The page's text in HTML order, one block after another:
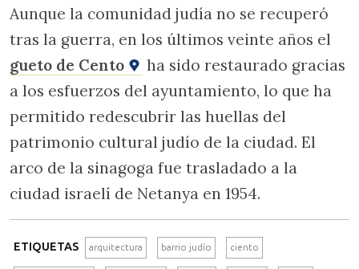
Aunque la comunidad judía no se recuperó
tras la guerra, en los últimos veinte años el
gueto de Cento
ha sido restaurado gracias
a los esfuerzos del ayuntamiento, lo que ha
permitido redescubrir las huellas del
patrimonio cultural judío de la ciudad. El
arco de la sinagoga fue trasladado a la
ciudad israelí de Netanya en 1954.
ETIQUETAS arquitectura barrio judío ciento